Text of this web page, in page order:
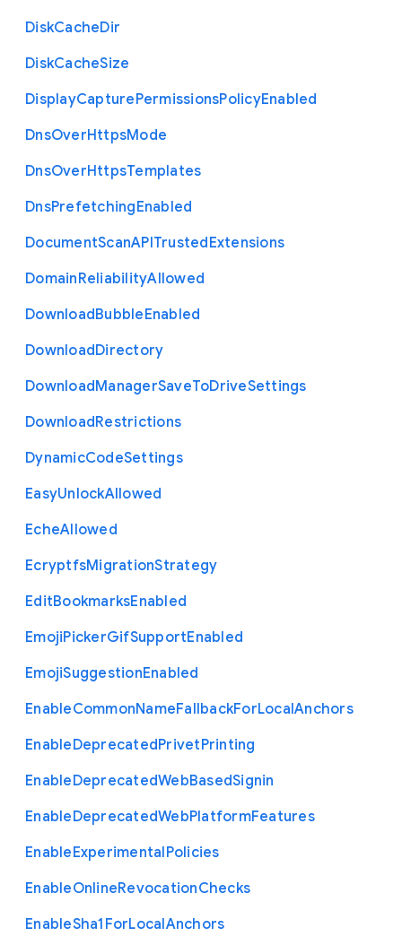
DiskCacheDir
DiskCacheSize
DisplayCapturePermissionsPolicyEnabled
DnsOverHttpsMode
DnsOverHttpsTemplates
DnsPrefetchingEnabled
DocumentScanAPITrustedExtensions
DomainReliabilityAllowed
DownloadBubbleEnabled
DownloadDirectory
DownloadManagerSaveToDriveSettings
DownloadRestrictions
DynamicCodeSettings
EasyUnlockAllowed
EcheAllowed
EcryptfsMigrationStrategy
EditBookmarksEnabled
EmojiPickerGifSupportEnabled
EmojiSuggestionEnabled
EnableCommonNameFallbackForLocalAnchors
EnableDeprecatedPrivetPrinting
EnableDeprecatedWebBasedSignin
EnableDeprecatedWebPlatformFeatures
EnableExperimentalPolicies
EnableOnlineRevocationChecks
EnableSha1 ForLocalAnchors